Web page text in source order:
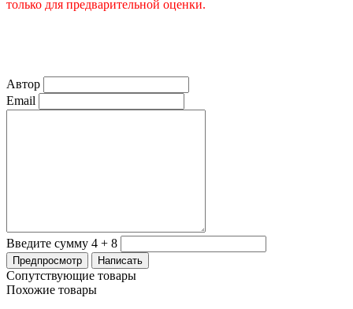
только для предварительной оценки.
Автор
Email
Введите сумму 4 + 8
Сопутствующие товары
Похожие товары